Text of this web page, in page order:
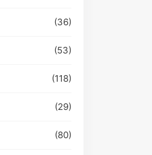
(36)
(53)
(118)
(29)
(80)